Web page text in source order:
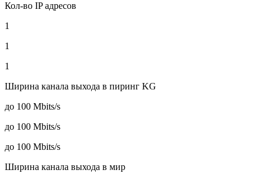
Кол-во IP адресов
1
1
1
Ширина канала выхода в пиринг KG
до 100 Mbits/s
до 100 Mbits/s
до 100 Mbits/s
Ширина канала выхода в мир